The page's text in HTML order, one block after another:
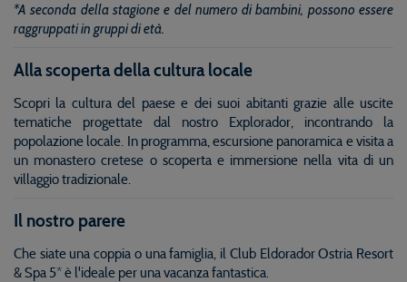
*A seconda della stagione e del numero di bambini, possono essere
raggruppati in gruppi di età.
Alla scoperta della cultura locale
Scopri la cultura del paese e dei suoi abitanti grazie alle uscite
tematiche progettate dal nostro Explorador, incontrando la
popolazione locale. In programma, escursione panoramica e visita a
un monastero cretese o scoperta e immersione nella vita di un
villaggio tradizionale.
Il nostro parere
Che siate una coppia o una famiglia, il Club Eldorador Ostria Resort
& Spa 5* è l'ideale per una vacanza fantastica.